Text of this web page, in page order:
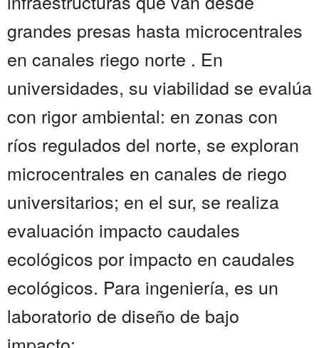
grandes presas hasta microcentrales
en canales riego norte . En
universidades, su viabilidad se evalúa
con rigor ambiental: en zonas con
ríos regulados del norte, se exploran
microcentrales en canales de riego
universitarios; en el sur, se realiza
evaluación impacto caudales
ecológicos por impacto en caudales
ecológicos. Para ingeniería, es un
laboratorio de diseño de bajo